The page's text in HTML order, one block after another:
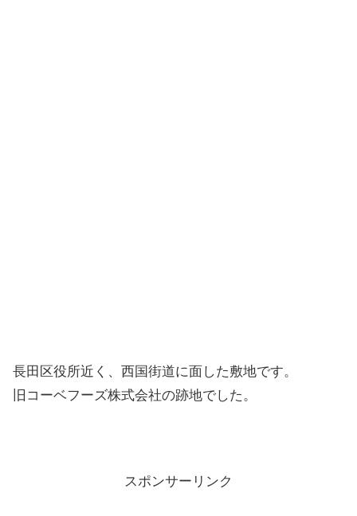
長田区役所近く、西国街道に面した敷地です。
旧コーベフーズ株式会社の跡地でした。
スポンサーリンク